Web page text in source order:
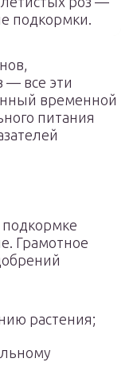
подкормки.
— все эти
временной
питания
подкормке
Грамотное
растения;